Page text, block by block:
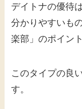
デイトナの優待
分かりやすいも
楽部」のポイン
このタイプの良
す。